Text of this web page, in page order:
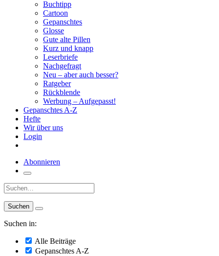
Buchtipp
Cartoon
Gepanschtes
Glosse
Gute alte Pillen
Kurz und knapp
Leserbriefe
Nachgefragt
Neu – aber auch besser?
Ratgeber
Rückblende
Werbung – Aufgepasst!
Gepanschtes A-Z
Hefte
Wir über uns
Login
Abonnieren
Suche:
Suchen in:
Alle Beiträge
Gepanschtes A-Z